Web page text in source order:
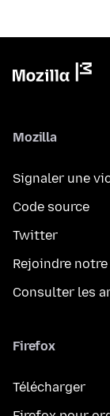
Mozilla
Signaler une
Code source
Twitter
Rejoindre
Consulter les
Firefox
Télécharger